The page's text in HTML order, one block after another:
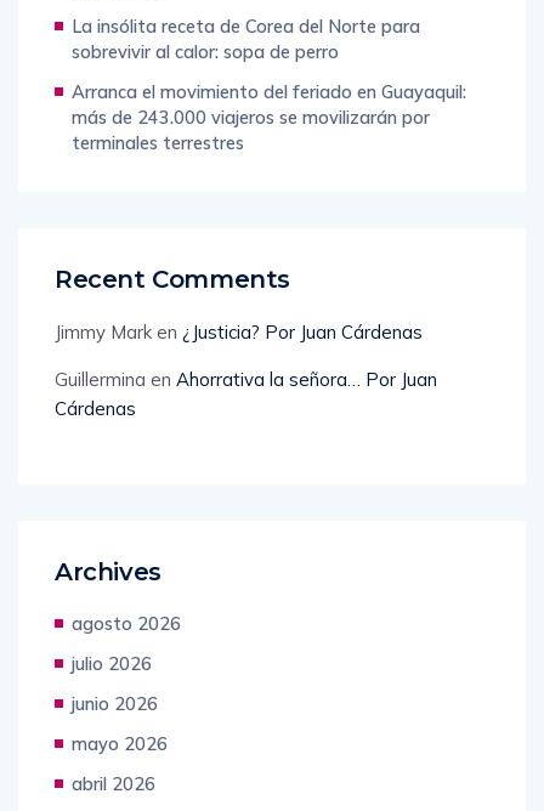
La insólita receta de Corea del Norte para
sobrevivir al calor: sopa de perro
Arranca el movimiento del feriado en Guayaquil:
más de 243.000 viajeros se movilizarán por
terminales terrestres
Recent Comments
Jimmy Mark en ¿Justicia? Por Juan Cárdenas
Guillermina en Ahorrativa la señora… Por Juan
Cárdenas
Archives
agosto 2026
julio 2026
junio 2026
mayo 2026
abril 2026